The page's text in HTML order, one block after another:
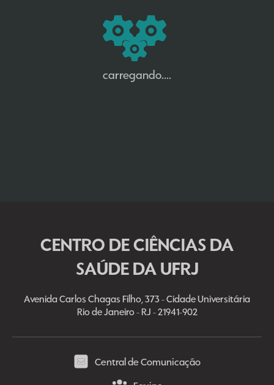
carregando....
CENTRO DE CIÊNCIAS DA
SAÚDE DA UFRJ
Avenida Carlos Chagas Filho, 373 - Cidade Universitária
Rio de Janeiro - RJ - 21941-902
Central de Comunicação